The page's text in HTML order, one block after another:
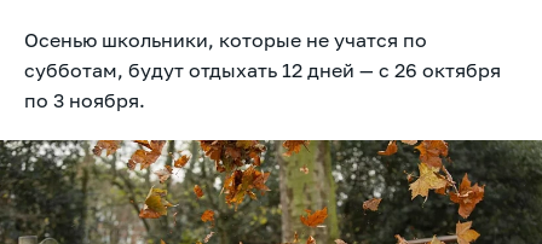
Осенью школьники, которые не учатся по
субботам, будут отдыхать 12 дней — с 26 октября
по 3 ноября.